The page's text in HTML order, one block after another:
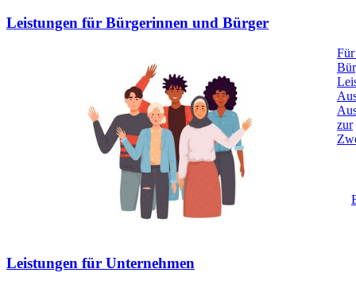
Leistungen für Bürgerinnen und Bürger
zur
Leistungen für Unternehmen